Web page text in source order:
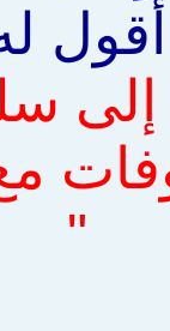
أقول
إلى
"